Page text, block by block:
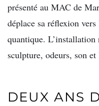
présenté au MAC de
déplace sa réflexion
quantique.
sculpture, odeurs, son
DEUX ANS